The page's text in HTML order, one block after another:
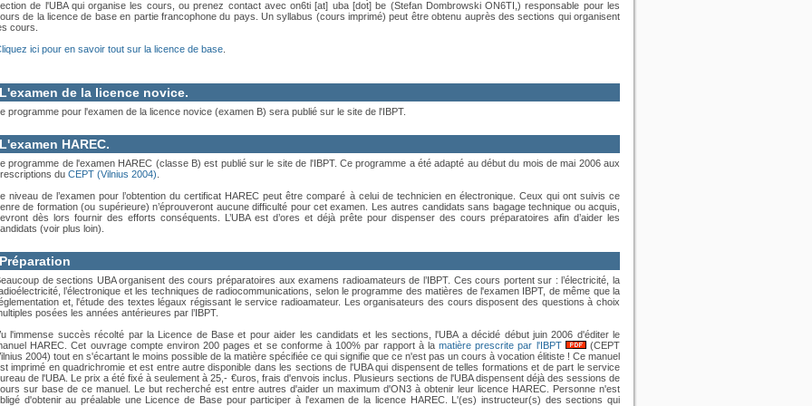
de l'UBA qui organise les cours, ou prenez contact avecon6ti [at] uba [dot] be (Stefan Dombrowski ON6TI,) responsable pour les
de la licence de base en partie francophone du pays. Un syllabus (cours imprimé) peut être obtenu auprès des sections qui organisent
cours.
ici pour en savoir tout sur la licence de base
L'examen de la licence novice.
programme pour l'examen de la licence novice (examen B) sera publié sur le site de l'IBPT.
L'examen HAREC.
programme de l'examen HAREC (classe B) est publié sur le site de l'IBPT. Ce programme a été adapté au début du mois de mai 2006 aux
du CEPT (Vilnius 2004)
niveau de l’examen pour l’obtention du certificat HAREC peut être comparé à celui de technicien en électronique. Ceux qui ont suivis ce
de formation (ou supérieure) n’éprouveront aucune difficulté pour cet examen. Les autres candidats sans bagage technique ou acquis,
dès lors fournir des efforts conséquents. L’UBA est d’ores et déjà prête pour dispenser des cours préparatoires afin d’aider les
(voir plus loin).
Préparation
de sections UBA organisent des cours préparatoires aux examens radioamateurs de l’IBPT. Ces cours portent sur : l’électricité, la
l’électronique et les techniques de radiocommunications, selon le programme des matières de l'examen IBPT, de même que la
et, l'étude des textes légaux régissant le service radioamateur. Les organisateurs des cours disposent des questions à choix
posées les années antérieures par l’IBPT.
l'immense succès récolté par la Licence de Base et pour aider les candidats et les sections, l'UBA a décidé début juin 2006 d'éditer le
HAREC. Cet ouvrage compte environ 200 pages et se conforme à 100% par rapport à lamatière prescrite par l'IBPT
(CEPT
2004) tout en s'écartant le moins possible de la matière spécifiée ce qui signifie que ce n'est pas un cours à vocation élitiste ! Ce manuel
imprimé en quadrichromie et est entre autre disponible dans les sections de l'UBA qui dispensent de telles formations et de part le service
de l'UBA. Le prix a été fixé à seulement à 25,- €uros, frais d'envois inclus. Plusieurs sections de l'UBA dispensent déjà des sessions de
sur base de ce manuel. Le but recherché est entre autres d'aider un maximum d'ON3 à obtenir leur licence HAREC. Personne n'est
d'obtenir au préalable une Licence de Base pour participer à l'examen de la licence HAREC. L'(es) instructeur(s) des sections qui